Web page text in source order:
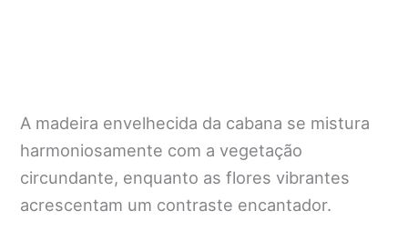
A madeira envelhecida da cabana se mistura
harmoniosamente com a vegetação
circundante, enquanto as flores vibrantes
acrescentam um contraste encantador.